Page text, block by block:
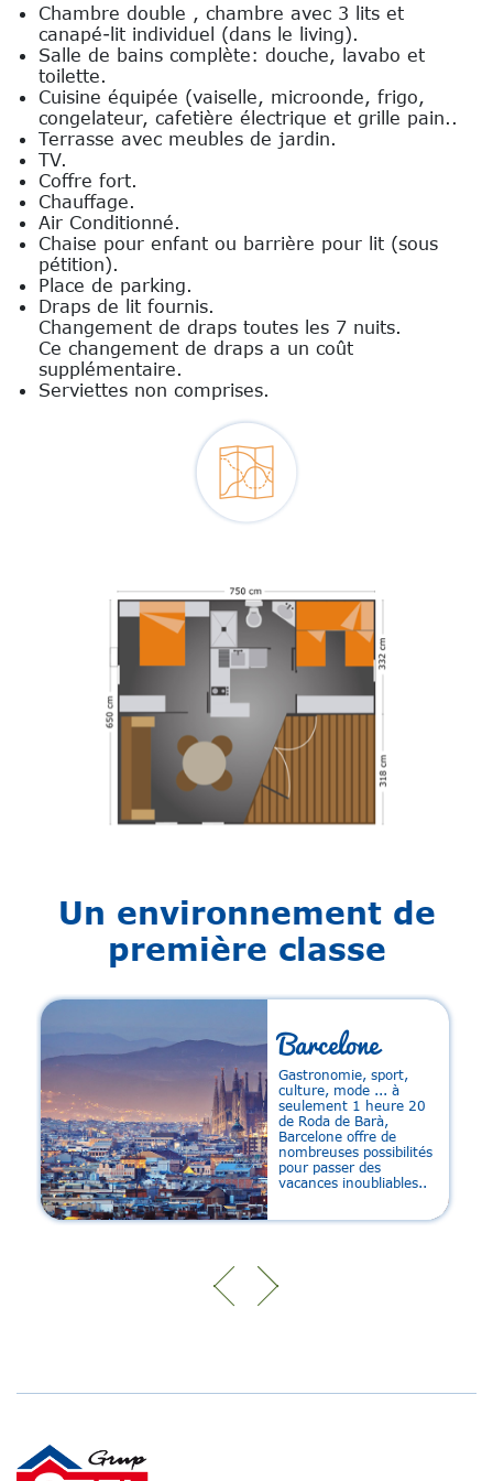
Chambre double , chambre avec 3 lits et
canapé-lit individuel (dans le living).
Salle de bains complète: douche, lavabo et
toilette.
Cuisine équipée (vaiselle, microonde, frigo,
congelateur, cafetière électrique et grille pain..
Terrasse avec meubles de jardin.
TV.
Coffre fort.
Chauffage.
Air Conditionné.
Chaise pour enfant ou barrière pour lit (sous
pétition).
Place de parking.
Draps de lit fournis.
Changement de draps toutes les 7 nuits.
Ce changement de draps a un coût
supplémentaire.
Serviettes non comprises.
Un environnement de
première classe
Barcelone
Gastronomie, sport,
culture, mode ... à
seulement 1 heure 20
de Roda de Barà,
Barcelone offre de
nombreuses possibilités
pour passer des
vacances inoubliables..